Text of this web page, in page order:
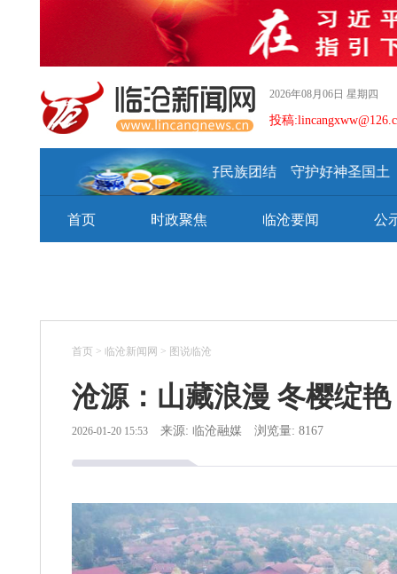
2026年08月06日 星期四
投稿
建设好美丽家园 维护好民族团结 守护好神圣国土
首页 时政聚焦 临沧要闻 公
首页 > 临沧新闻网 > 图说临沧
沧源：山藏浪漫 冬樱绽
2026-01-20 15:53 来源: 临沧融媒 浏览量: 8167